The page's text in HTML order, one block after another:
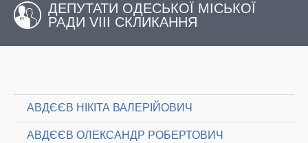
ДЕПУТАТИ ОДЕСЬКОЇ МІСЬКОЇ
РАДИ VIII СКЛИКАННЯ
АВДЄЄВ НІКІТА ВАЛЕРІЙОВИЧ
АВДЄЄВ ОЛЕКСАНДР РОБЕРТОВИЧ